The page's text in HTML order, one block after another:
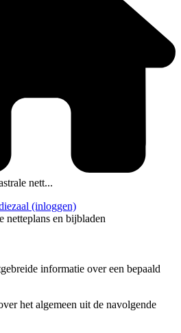
nett...
(inloggen)
netteplans en bijbladen
informatie over een bepaald
het algemeen uit de navolgende